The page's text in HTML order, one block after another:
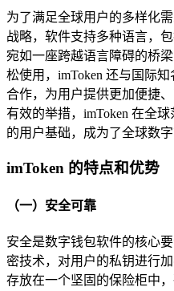
为了满足全球用户的多样化
战略，软件支持多种语言，
宛如一座跨越语言障碍的桥
松使用，imToken 还与国际
合作，为用户提供更加便捷
有效的举措，imToken 在全
的用户基础，成为了全球数
imToken 的特点和优势
（一）安全可靠
安全是数字钱包软件的核心
密技术，对用户的私钥进行
存放在一个坚固的保险柜中